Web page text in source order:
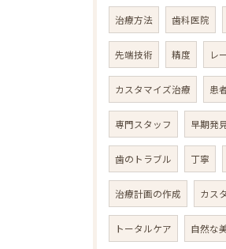
治療方法 歯科医院
先端技術 精度 レ
カスタマイズ治療 患
専門スタッフ 早期発
歯のトラブル 丁寧
治療計画の作成 カス
トータルケア 自然な